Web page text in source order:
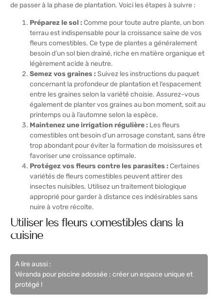
de passer à la phase de plantation. Voici les étapes à suivre :
Préparez le sol :Comme pour toute autre plante, un bon
terrau est indispensable pour la croissance saine de vos
fleurs comestibles. Ce type de plantes a généralement
besoin d’un sol bien drainé, riche en matière organique et
légèrement acide à neutre.
Semez vos graines :Suivez les instructions du paquet
concernant la profondeur de plantation et l’espacement
entre les graines selon la variété choisie. Assurez-vous
également de planter vos graines au bon moment, soit au
printemps ou à l’automne selon la espèce.
Maintenez une irrigation régulière : Les fleurs
comestibles ont besoin d’un arrosage constant, sans être
trop abondant pour éviter la formation de moisissures et
favoriser une croissance optimale.
Protégez vos fleurs contre les parasites :Certaines
variétés de fleurs comestibles peuvent attirer des
insectes nuisibles. Utilisez un traitement biologique
approprié pour garder à distance ces indésirables sans
nuire à votre récolte.
Utiliser les fleurs comestibles dans la
cuisine
A lire aussi :
Véranda pour piscine adossée : créer un espace unique et
protégé !